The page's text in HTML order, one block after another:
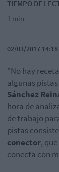
TIEMPO DE
1 min
02/03/2017 14:18
"No hay
algunas
Sánchez
hora de
de trabajo
pistas
conector,
conecta con